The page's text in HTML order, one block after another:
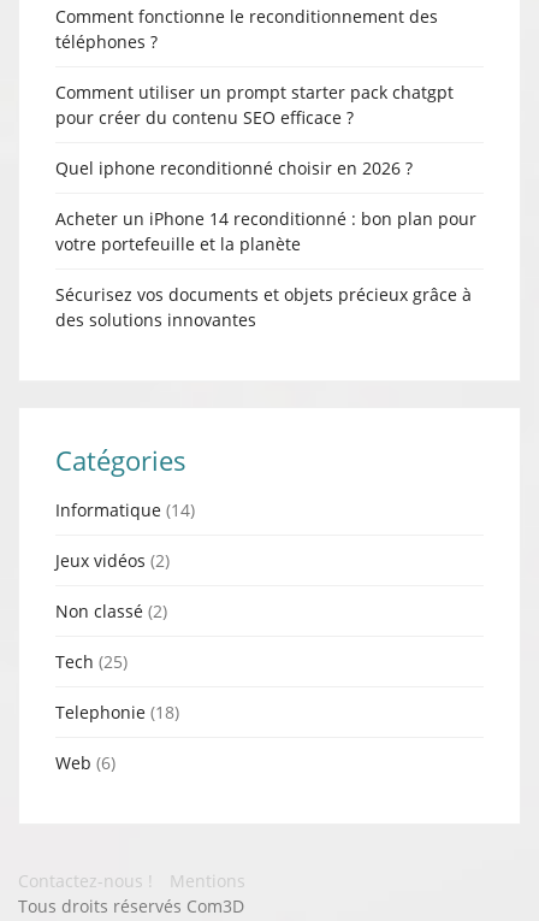
Comment fonctionne le reconditionnement des
téléphones ?
Comment utiliser un prompt starter pack chatgpt
pour créer du contenu SEO efficace ?
Quel iphone reconditionné choisir en 2026 ?
Acheter un iPhone 14 reconditionné : bon plan pour
votre portefeuille et la planète
Sécurisez vos documents et objets précieux grâce à
des solutions innovantes
Catégories
Informatique (14)
Jeux vidéos (2)
Non classé (2)
Tech (25)
Telephonie (18)
Web (6)
Contactez-nous !
Mentions
Tous droits réservés Com3D